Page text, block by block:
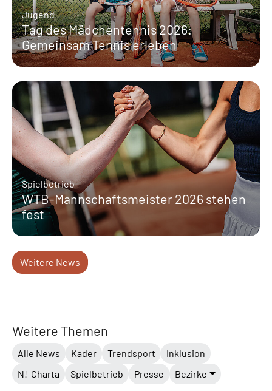
Jugend
Tag des Mädchentennis 2026:
Gemeinsam Tennis erleben
Spielbetrieb
WTB-Mannschaftsmeister 2026 stehen
fest
Weitere News
Weitere Themen
Alle News Kader Trendsport
Inklusion
N!-Charta
Spielbetrieb Presse Bezirke